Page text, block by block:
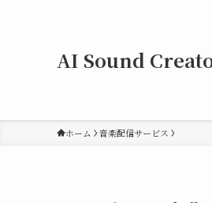
AI Sound
ホーム 音楽配信サービス